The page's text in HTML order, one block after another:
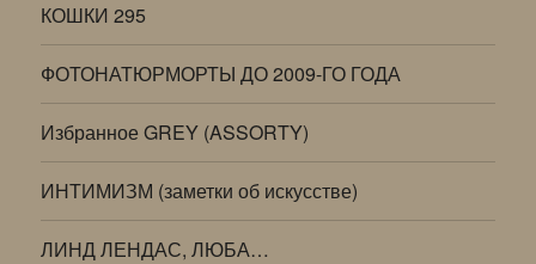
КОШКИ 295
ФОТОНАТЮРМОРТЫ ДО 2009-ГО ГОДА
Избранное GREY (ASSORTY)
ИНТИМИЗМ (заметки об искусстве)
ЛИНД ЛЕНДАС, ЛЮБА…